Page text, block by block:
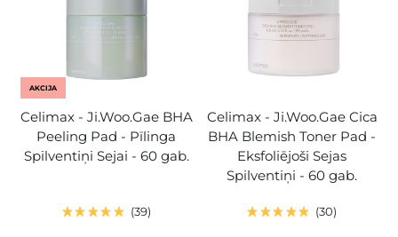
AKCIJA
Celimax - Ji.Woo.Gae BHA
Peeling Pad - Pīlinga
Spilventiņi Sejai - 60 gab.
39
Celimax - Ji.Woo.Gae Cica
BHA Blemish Toner Pad -
Eksfoliējoši Sejas
Spilventiņi - 60 gab.
30